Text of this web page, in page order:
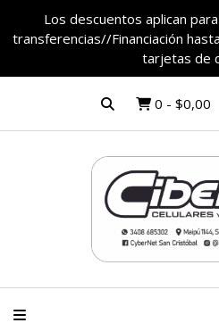
Los descuentos aplican
transferencias//Financiación
tarjetas de
0 - $0,00